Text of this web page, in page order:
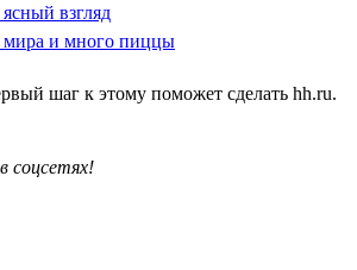
взгляд
мира и много пиццы
шаг к этому поможет сделать hh.ru.
соцсетях!